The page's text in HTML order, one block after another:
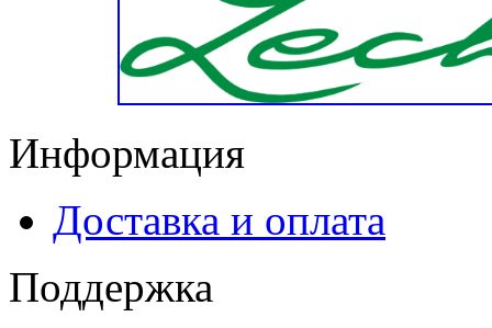
Информация
Доставка и оплата
Поддержка